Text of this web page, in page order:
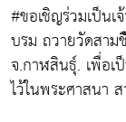
#ขอเชิญร่วมเป็น
บรม ถวายวัดสา
จ.กาฬสินธุ์. เพื่อเ
ไว้ในพระศาสนา